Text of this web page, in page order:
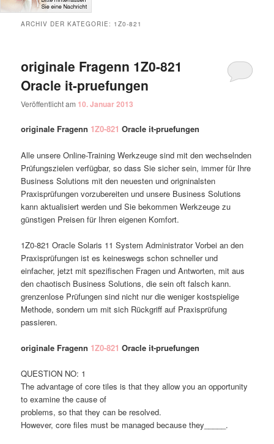
ARCHIV DER KATEGORIE: 1Z0-821
originale Fragenn 1Z0-821
Oracle it-pruefungen
Veröffentlicht am 10. Januar 2013
originale Fragenn 1Z0-821 Oracle it-pruefungen
Alle unsere Online-Training Werkzeuge sind mit den wechselnden
Prüfungszielen verfügbar, so dass Sie sicher sein, immer für Ihre
Business Solutions mit den neuesten und origninalsten
Praxisprüfungen vorzubereiten und unsere Business Solutions
kann aktualisiert werden und Sie bekommen Werkzeuge zu
günstigen Preisen für Ihren eigenen Komfort.
1Z0-821 Oracle Solaris 11 System Administrator Vorbei an den
Praxisprüfungen ist es keineswegs schon schneller und
einfacher, jetzt mit spezifischen Fragen und Antworten, mit aus
den chaotisch Business Solutions, die sein oft falsch kann.
grenzenlose Prüfungen sind nicht nur die weniger kostspielige
Methode, sondern um mit sich Rückgriff auf Praxisprüfung
passieren.
originale Fragenn 1Z0-821 Oracle it-pruefungen
QUESTION NO: 1
The advantage of core tiles is that they allow you an opportunity
to examine the cause of
problems, so that they can be resolved.
However, core files must be managed because they_____.